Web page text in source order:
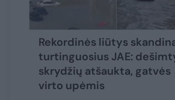
Rekordinės liūtys
turtinguosius JAE:
skrydžių atšaukta, gatvės
virto upėmis